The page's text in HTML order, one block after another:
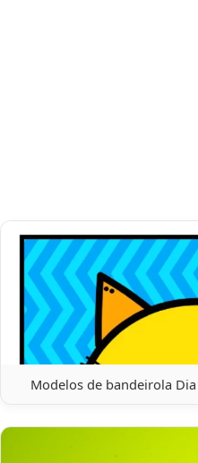
Modelos de bandeirola